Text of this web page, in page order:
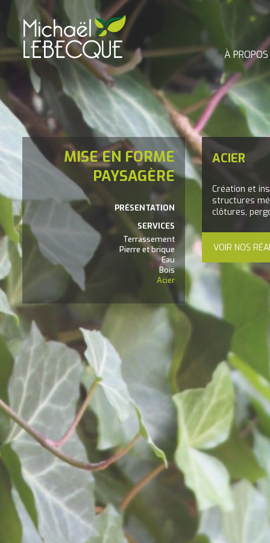
À PROPOS
MISE EN FORME
PAYSAGÈRE
PRÉSENTATION
SERVICES
Terrassement
Pierre et brique
Eau
Bois
Acier
ACIER
Création et
structures
clôtures,
VOIR NOS